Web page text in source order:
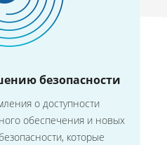
безопасности
о доступности
обеспечения и новых
которые